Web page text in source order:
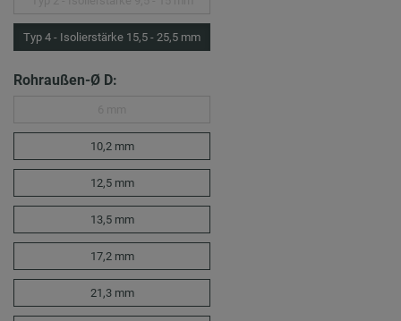
Typ 4 - Isolierstärke 15,5 - 25,5 mm
Rohraußen-Ø D:
10,2 mm
12,5 mm
13,5 mm
17,2 mm
21,3 mm